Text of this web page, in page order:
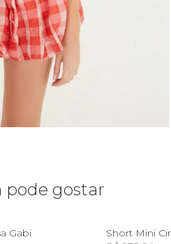
gostar
M GG
Gabi
Short Mini